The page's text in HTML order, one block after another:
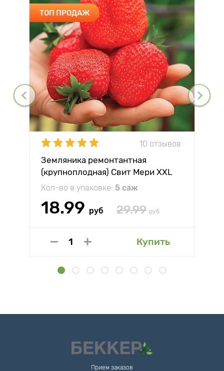
ТОП ПРОДАЖ
10 отзывов
Земляника ремонтантная
(крупноплодная) Свит Мери XXL
Кол-во в упаковке: 5 саж
18.99 руб 29.99 руб
Купить
Прием заказов